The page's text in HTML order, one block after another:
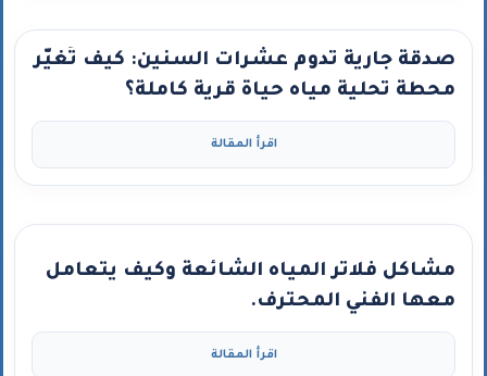
صدقة جارية تدوم عشرات السنين: كيف تُغيّر
محطة تحلية مياه حياة قرية كاملة؟
اقرأ المقالة
مشاكل فلاتر المياه الشائعة وكيف يتعامل
معها الفني المحترف.
اقرأ المقالة